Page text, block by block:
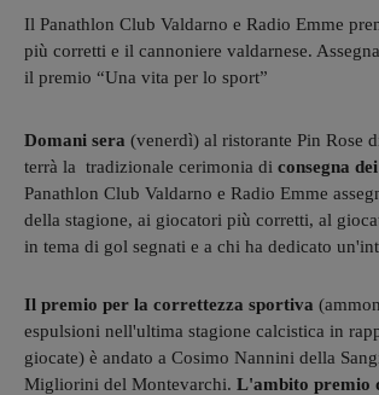
Il Panathlon Club Valdarno e Radio Emme
più corretti e il cannoniere valdarnese.
il premio “Una vita per lo sport”
Domani sera (venerdì) al ristorante Pin Rose
terrà la tradizionale cerimonia di consegna
Panathlon Club Valdarno e Radio Emme
della stagione, ai giocatori più corretti, al
in tema di gol segnati e a chi ha dedicato
Il premio per la correttezza sportiva
espulsioni nell'ultima stagione calcistica in
giocate) è andato a Cosimo Nannini della
Migliorini del Montevarchi. L'ambito premio